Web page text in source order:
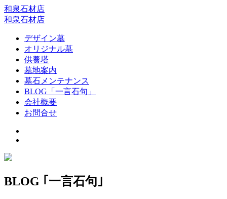
和泉石材店
和泉石材店
デザイン墓
オリジナル墓
供養塔
墓地案内
墓石メンテナンス
BLOG「一言石句」
会社概要
お問合せ
BLOG ｢一言石句｣